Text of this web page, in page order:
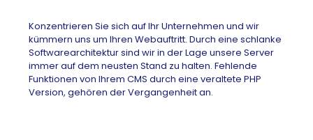
Konzentrieren Sie sich auf Ihr Unternehmen und wir
kümmern uns um Ihren Webauftritt. Durch eine schlanke
Softwarearchitektur sind wir in der Lage unsere Server
immer auf dem neusten Stand zu halten. Fehlende
Funktionen von Ihrem CMS durch eine veraltete PHP
Version, gehören der Vergangenheit an.